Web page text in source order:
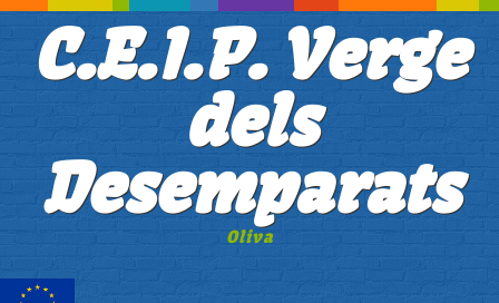
C.E.I.P. Verge
dels
Desemparats
Oliva